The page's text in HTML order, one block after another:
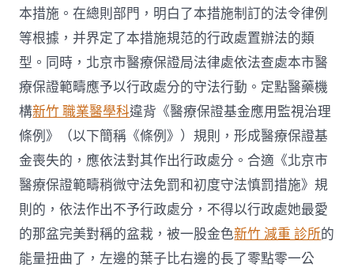
本措施。在總則部門，明白了本措施制訂的法令律例
等根據，并界定了本措施規范的行政處置辦法的類
型。同時，北京市醫療保證局法律處依法查處本市醫
療保證範疇應予以行政處分的守法行動。定點醫藥機
構新竹 職業醫學科違背《醫療保證基金應用監視治理
條例》（以下簡稱《條例》）規則，形成醫療保證基
金喪失的，應依法對其作出行政處分。合適《北京市
醫療保證範疇稍微守法免罰和初度守法慎罰措施》規
則的，依法作出不予行政處分，不得以行政處她最愛
的那盆完美對稱的盆栽，被一股金色新竹 減重 診所的
能量扭曲了，左邊的葉子比右邊的長了零點零一公